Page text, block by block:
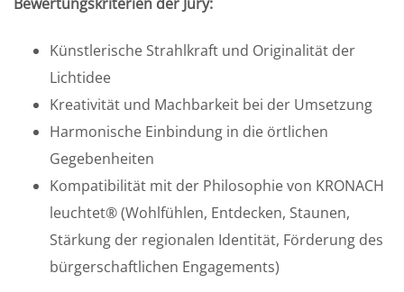
Künstlerische Strahlkraft und Originalität der
Lichtidee
Kreativität und Machbarkeit bei der Umsetzung
Harmonische Einbindung in die örtlichen
Gegebenheiten
Kompatibilität mit der Philosophie von KRONACH
leuchtet® (Wohlfühlen, Entdecken, Staunen,
Stärkung der regionalen Identität, Förderung des
bürgerschaftlichen Engagements)